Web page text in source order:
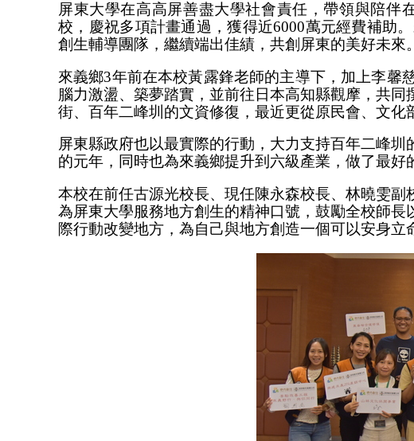
屏東大學在高高屏善盡大學社會責任，帶領與陪伴
校，慶祝多項計畫通過，獲得近6000萬元經費補助
創生輔導團隊，繼續端出佳績，共創屏東的美好未來。
來義鄉3年前在本校黃露鋒老師的主導下，加上李馨
腦力激盪、築夢踏實，並前往日本高知縣觀摩，共
街、百年二峰圳的文資修復，最近更從原民會、文化
屏東縣政府也以最實際的行動，大力支持百年二峰
的元年，同時也為來義鄉提升到六級產業，做了最好
本校在前任古源光校長、現任陳永森校長、林曉雯
為屏東大學服務地方創生的精神口號，鼓勵全校師
際行動改變地方，為自己與地方創造一個可以安身立